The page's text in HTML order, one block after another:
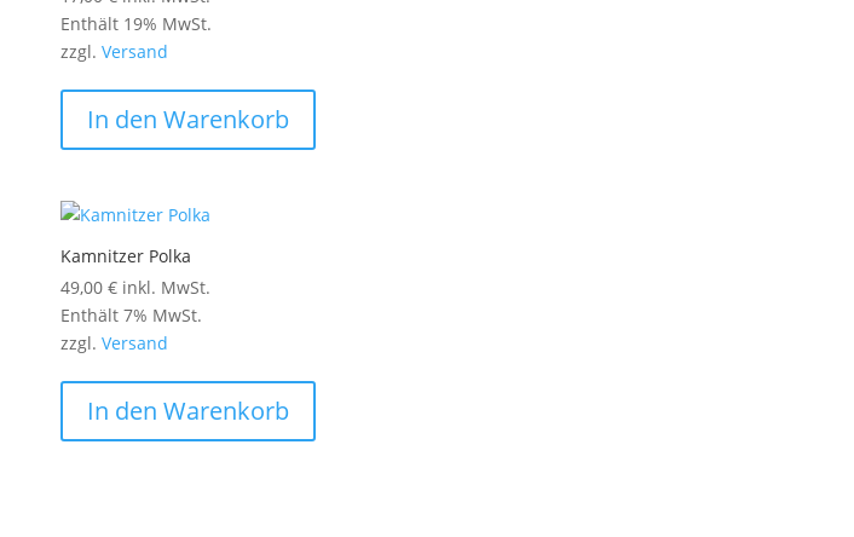
Enthält 19% MwSt.
zzgl.Versand
In den Warenkorb
Kamnitzer Polka
49,00€ inkl. MwSt.
Enthält 7% MwSt.
zzgl.Versand
In den Warenkorb